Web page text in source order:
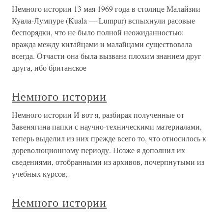
Немного истории 13 мая 1969 года в столице Малайзии
Куала-Лумпуре (Kuala — Lumpur) вспыхнули расовые
беспорядки, что не было полной неожиданностью:
вражда между китайцами и малайцами существовала
всегда. Отчасти она была вызвана плохим знанием друг
друга, ибо британское
Немного истории
Немного истории И вот я, разбирая полученные от
Завенягина папки с научно-техническими материалами,
теперь выделил из них прежде всего то, что относилось к
дореволюционному периоду. Позже я дополнил их
сведениями, отобранными из архивов, почерпнутыми из
учебных курсов,
Немного истории